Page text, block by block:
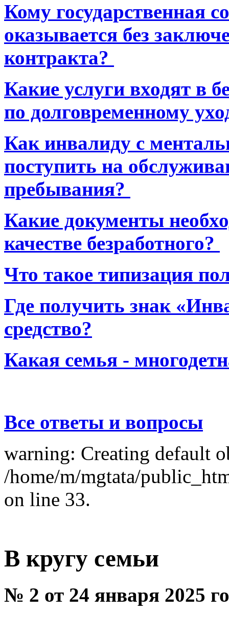
Кому государственная
оказывается без
контракта?
Какие услуги входят в
по долговременному
Как инвалиду с
поступить на
пребывания?
Какие документы
качестве безработного?
Что такое типизация
Где получить знак
средство?
Какая семья -
Все ответы и вопросы
warning: Creating default
/home/m/mgtata/
on line 33.
В кругу семьи
№ 2 от 24 января 2025